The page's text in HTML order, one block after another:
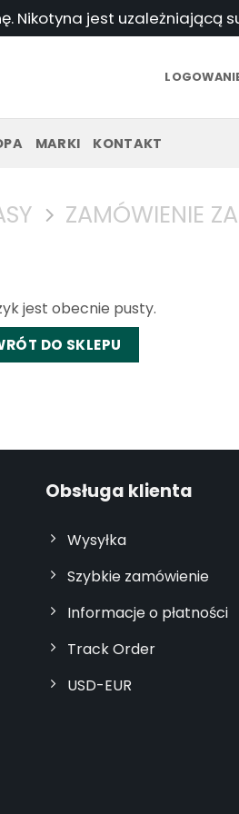
Nikotyna jest uzależniającą
MARKI KONTAKT
ZAMÓWIENIE
jest obecnie pusty.
DO SKLEPU
Obsługa klienta
Wysyłka
Szybkie zamówienie
Informacje o płatności
Track Order
USD-EUR